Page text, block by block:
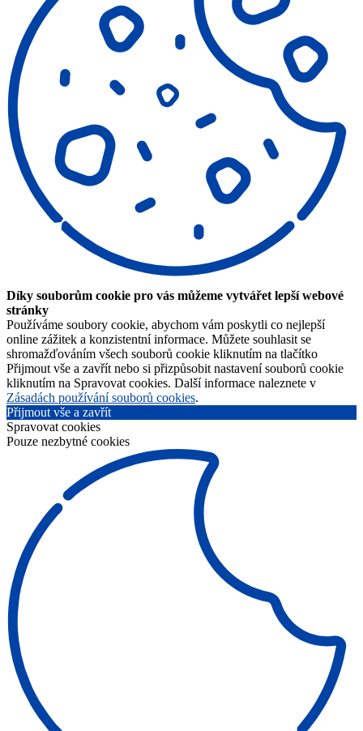
Díky souborům cookie pro vás můžeme vytvářet lepší webové
stránky
Používáme soubory cookie, abychom vám poskytli co nejlepší
online zážitek a konzistentní informace. Můžete souhlasit se
shromažďováním všech souborů cookie kliknutím na tlačítko
Přijmout vše a zavřít nebo si přizpůsobit nastavení souborů cookie
kliknutím na Spravovat cookies. Další informace naleznete v
Zásadách používání souborů cookies.
Přijmout vše a zavřít
Spravovat cookies
Pouze nezbytné cookies